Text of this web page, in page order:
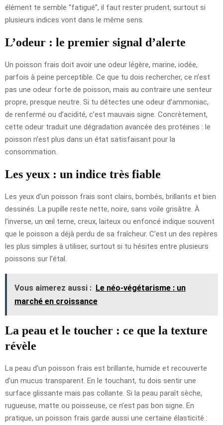
élément te semble “fatigué”, il faut rester prudent, surtout si
plusieurs indices vont dans le même sens.
L’odeur : le premier signal d’alerte
Un poisson frais doit avoir une odeur légère, marine, iodée,
parfois à peine perceptible. Ce que tu dois rechercher, ce n’est
pas une odeur forte de poisson, mais au contraire une senteur
propre, presque neutre. Si tu détectes une odeur d’ammoniac,
de renfermé ou d’acidité, c’est mauvais signe. Concrètement,
cette odeur traduit une dégradation avancée des protéines : le
poisson n’est plus dans un état satisfaisant pour la
consommation.
Les yeux : un indice très fiable
Les yeux d’un poisson frais sont clairs, bombés, brillants et bien
dessinés. La pupille reste nette, noire, sans voile grisâtre. À
l’inverse, un œil terne, creux, laiteux ou enfoncé indique souvent
que le poisson a déjà perdu de sa fraîcheur. C’est un des repères
les plus simples à utiliser, surtout si tu hésites entre plusieurs
poissons sur l’étal.
Vous aimerez aussi : Le néo-végétarisme : un
marché en croissance
La peau et le toucher : ce que la texture
révèle
La peau d’un poisson frais est brillante, humide et recouverte
d’un mucus transparent. En le touchant, tu dois sentir une
surface glissante mais pas collante. Si la peau paraît sèche,
rugueuse, matte ou poisseuse, ce n’est pas bon signe. En
pratique, un poisson frais garde aussi une certaine élasticité :